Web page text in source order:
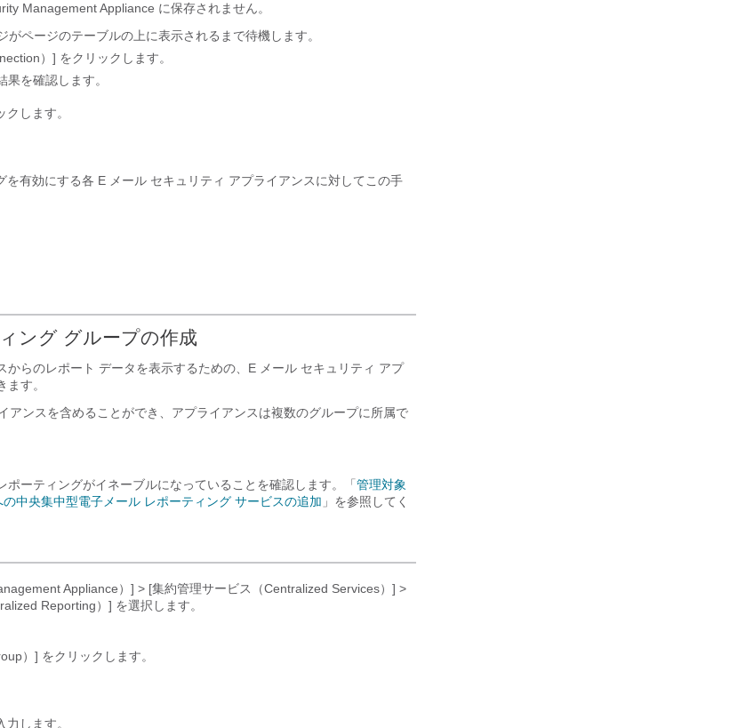
Management Appliance に保存されません。
がページのテーブルの上に表示されるまで待機します。
）] をクリックします。
を確認します。
クします。
を有効にする各 E メール セキュリティ アプライアンスに対してこの手
ング グループの作成
からのレポート データを表示するための、E メール セキュリティ アプ
す。
アンスを含めることができ、アプライアンスは複数のグループに所属で
ーティングがイネーブルになっていることを確認します。「 管理対象
中央集中型電子メール レポーティング サービスの追加 」を参照してく
Appliance）] > [集約管理サービス（Centralized Services）] >
Reporting）] を選択します。
）] をクリックします。
します。